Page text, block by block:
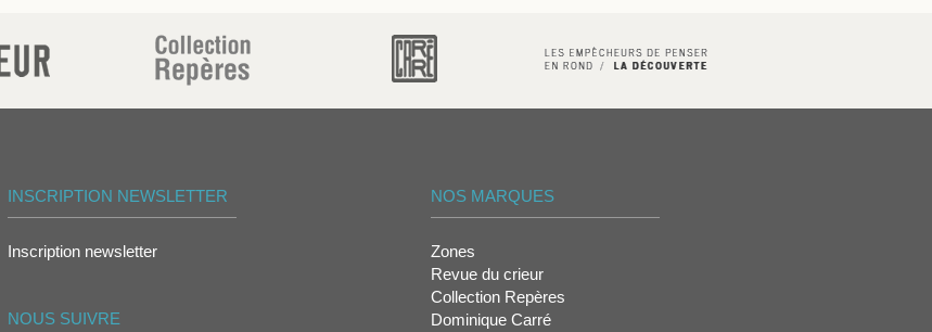
INSCRIPTION NEWSLETTER
Inscription newsletter
NOUS SUIVRE
NOS MARQUES
Zones
Revue du crieur
Collection Repères
Dominique Carré